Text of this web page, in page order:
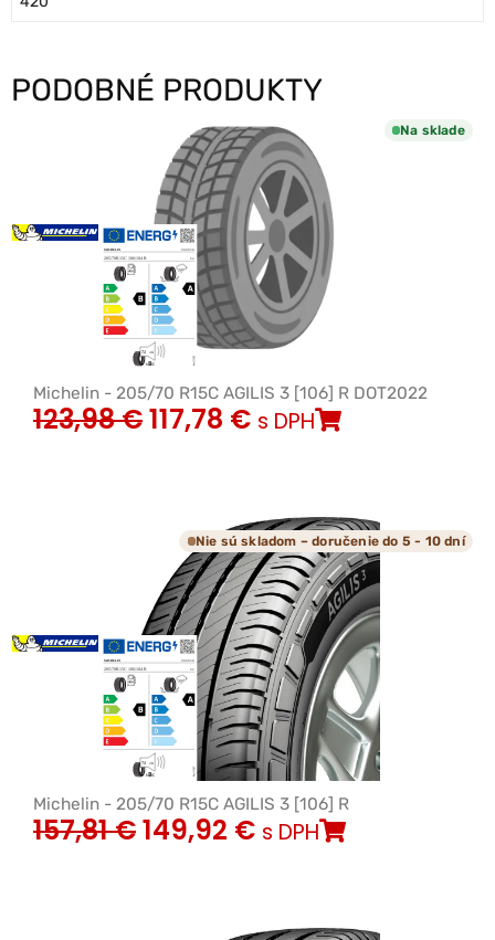
PODOBNÉ PRODUKTY
Na sklade
Michelin - 205/70 R15C AGILIS 3 [106] R DOT2022
123,98€117,78 € s DPH
Nie sú skladom – doručenie do 5 - 10 dní
Michelin - 205/70 R15C AGILIS 3 [106] R
157,81€149,92 € s DPH